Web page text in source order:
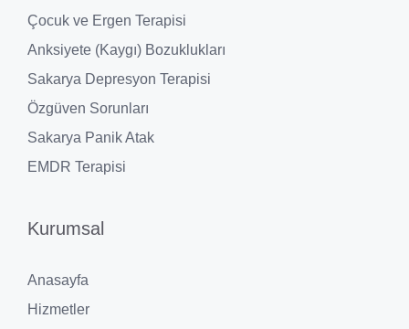
Çocuk ve Ergen Terapisi
Anksiyete (Kaygı) Bozuklukları
Sakarya Depresyon Terapisi
Özgüven Sorunları
Sakarya Panik Atak
EMDR Terapisi
Kurumsal
Anasayfa
Hizmetler